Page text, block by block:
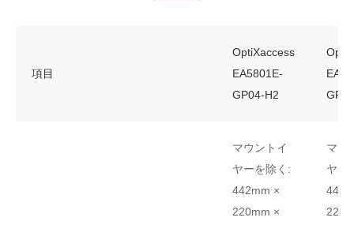
項目
OptiXaccess
EA5801E-
GP04-H2
マウントイ
ヤーを除く :
442mm ×
220mm ×
マウ
ヤー